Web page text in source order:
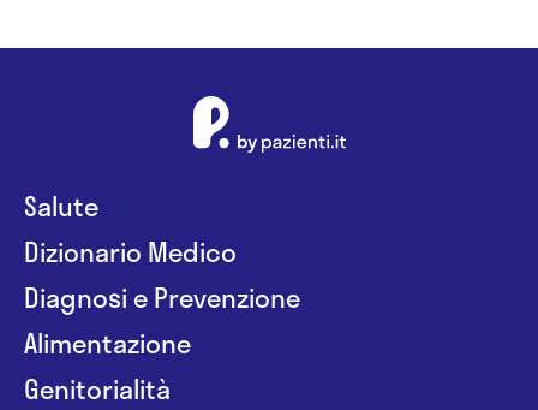
Salute
Dizionario Medico
Diagnosi e Prevenzione
Alimentazione
Genitorialità